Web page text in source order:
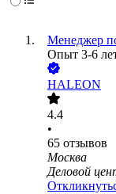
Менеджер
Опыт 3-6
HALEON
4.4
•
65 отзывов
Москва
Деловой